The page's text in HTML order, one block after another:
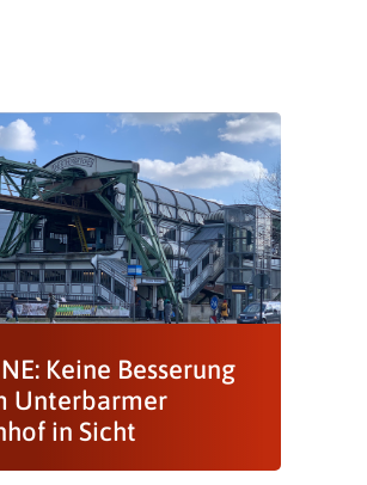
Keine Besserung
Unterbarmer
in Sicht